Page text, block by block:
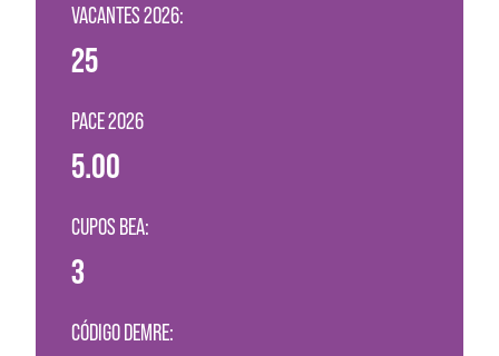
VACANTES 2026:
25
PACE 2026
5.00
CUPOS BEA:
3
CÓDIGO DEMRE: